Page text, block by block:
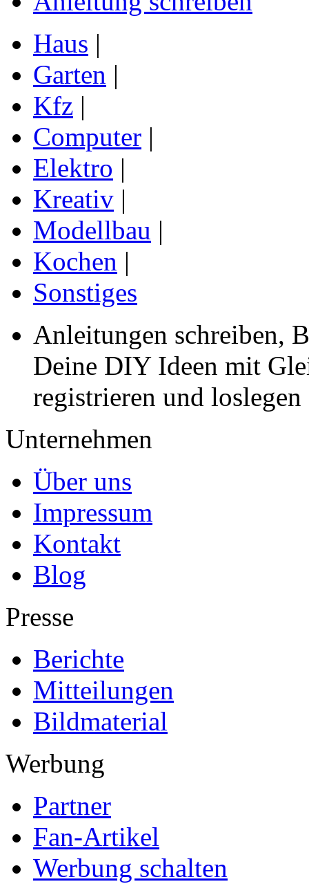
Haus |
Garten |
Kfz |
Computer |
Elektro |
Kreativ |
Modellbau |
Kochen |
Sonstiges
Anleitungen schreiben,
Deine DIY Ideen mit
registrieren und loslegen
Unternehmen
Über uns
Impressum
Kontakt
Blog
Presse
Berichte
Mitteilungen
Bildmaterial
Werbung
Partner
Fan-Artikel
Werbung schalten